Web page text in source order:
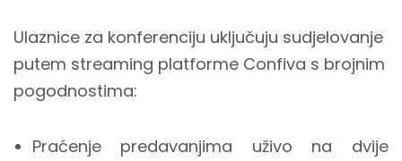
Ulaznice za konferenciju uključuju sudjelovanje
putem streaming platforme Confiva s brojnim
pogodnostima:
Praćenje predavanjima uživo na dvije